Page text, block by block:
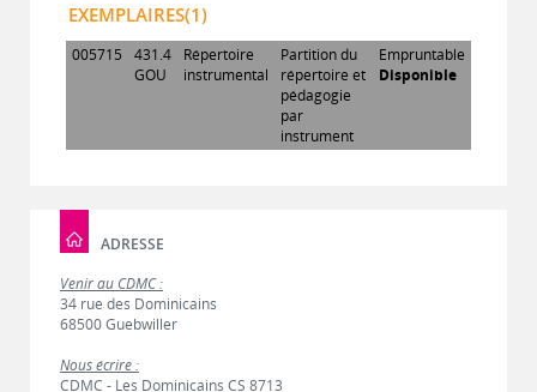
EXEMPLAIRES(1)
005715
431.4
GOU
Répertoire
instrumental
Partition du
répertoire et
pédagogie
par
instrument
Empruntable
Disponible
ADRESSE
Venir au CDMC :
34 rue des Dominicains
68500 Guebwiller
Nous écrire :
CDMC - Les Dominicains CS 8713